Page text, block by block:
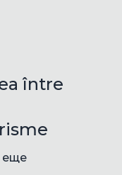
între
еще